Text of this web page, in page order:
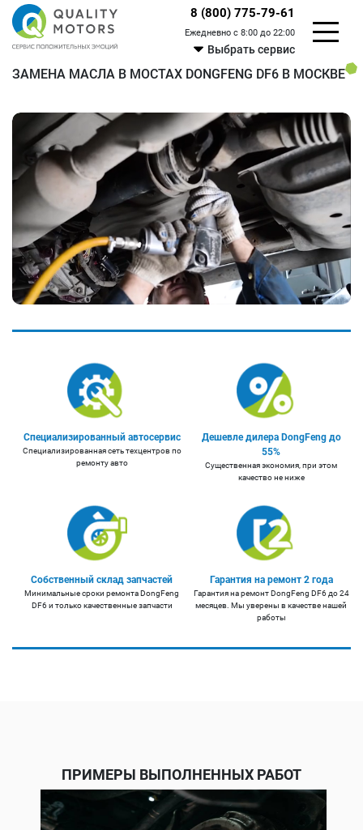
8 (800) 775-79-61
Ежедневно с 8:00 до 22:00
Выбрать сервис
ЗАМЕНА МАСЛА В МОСТАХ DONGFENG DF6 В МОСКВЕ
Специализированный автосервис
Специализированная сеть техцентров по
ремонту авто
Дешевле дилера DongFeng до
55%
Существенная экономия, при этом
качество не ниже
Собственный склад запчастей
Минимальные сроки ремонта DongFeng
DF6 и только качественные запчасти
Гарантия на ремонт 2 года
Гарантия на ремонт DongFeng DF6 до 24
месяцев. Мы уверены в качестве нашей
работы
ПРИМЕРЫ ВЫПОЛНЕННЫХ РАБОТ